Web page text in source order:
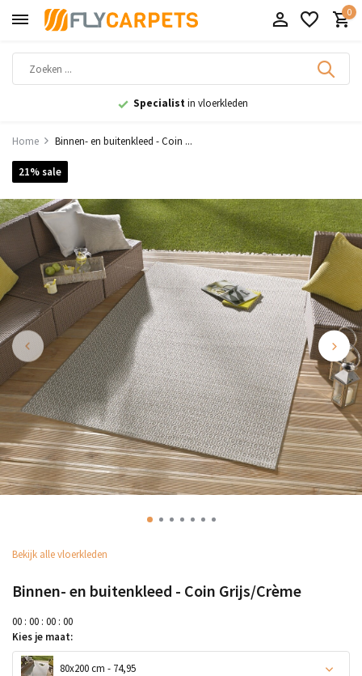
0
Specialistin vloerkleden
Home Binnen- en buitenkleed - Coin ...
21% sale
Bekijk alle vloerkleden
Binnen- en buitenkleed - Coin Grijs/Crème
00 : 00 : 00 : 00
Kies je maat:
80x200 cm - 74,95